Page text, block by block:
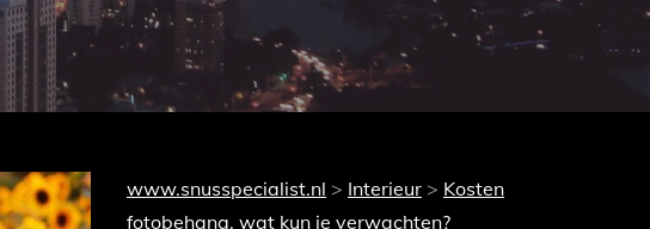
www.snusspecialist.nl > Interieur > Kosten
fotobehang, wat kun je verwachten?